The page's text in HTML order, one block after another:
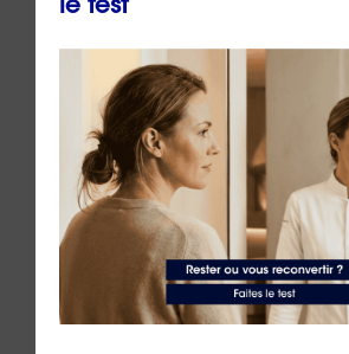
À lire sur le même thème
le test